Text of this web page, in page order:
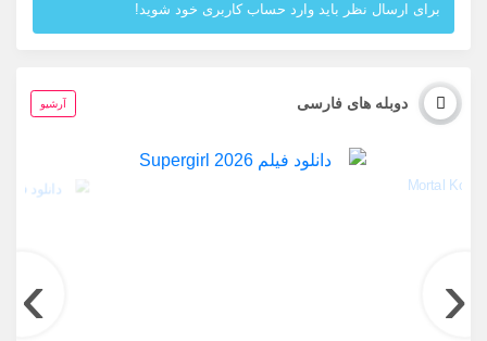
برای ارسال نظر باید وارد حساب کاربری خود شوید!
دوبله های فارسی آرشیو
‹
›